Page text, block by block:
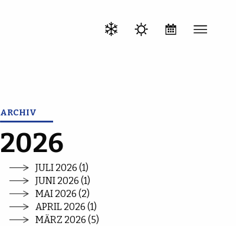
ARCHIV
2026
JULI 2026 (1)
JUNI 2026 (1)
MAI 2026 (2)
APRIL 2026 (1)
MÄRZ 2026 (5)